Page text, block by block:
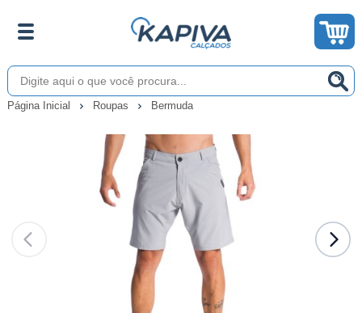
Página Inicial Roupas Bermuda